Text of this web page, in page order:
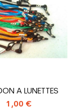
A LUNETTES
1,00 €